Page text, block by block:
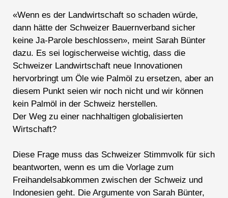
«Wenn es der Landwirtschaft so schaden würde,
dann hätte der Schweizer Bauernverband sicher
keine Ja-Parole beschlossen», meint Sarah Bünter
dazu. Es sei logischerweise wichtig, dass die
Schweizer Landwirtschaft neue Innovationen
hervorbringt um Öle wie Palmöl zu ersetzen, aber an
diesem Punkt seien wir noch nicht und wir können
kein Palmöl in der Schweiz herstellen.
Der Weg zu einer nachhaltigen globalisierten
Wirtschaft?
Diese Frage muss das Schweizer Stimmvolk für sich
beantworten, wenn es um die Vorlage zum
Freihandelsabkommen zwischen der Schweiz und
Indonesien geht. Die Argumente von Sarah Bünter,